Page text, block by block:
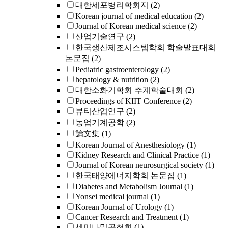
대한세포병리학회지 (2)
Korean journal of medical education (2)
Journal of Korean medical science (2)
산업기술연구 (2)
한국생산제조시스템학회 학술발표대회
논문집 (2)
Pediatric gastroenterology (2)
hepatology & nutrition (2)
대한소화기학회 추계학술대회 (2)
Proceedings of KIIT Conference (2)
뷰티산업연구 (2)
농업기계공학 (2)
論文集 (1)
Korean Journal of Anesthesiology (1)
Kidney Research and Clinical Practice (1)
Journal of Korean neurosurgical society (1)
한국태양에너지학회 논문집 (1)
Diabetes and Metabolism Journal (1)
Yonsei medical journal (1)
Korean Journal of Urology (1)
Cancer Research and Treatment (1)